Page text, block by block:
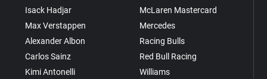
Isack Hadjar
Max Verstappen
Alexander Albon
Carlos Sainz
Kimi Antonelli
McLaren Mastercard
Mercedes
Racing Bulls
Red Bull Racing
Williams